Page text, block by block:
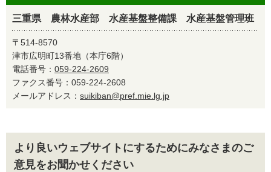
三重県 農林水産部 水産基盤整備課 水産基盤管理班
〒514-8570
津市広明町13番地（本庁6階）
電話番号： 059-224-2609
ファクス番号：059-224-2608
メールアドレス： suikiban@pref.mie.lg.jp
より良いウェブサイトにするためにみなさまのご
意見をお聞かせください